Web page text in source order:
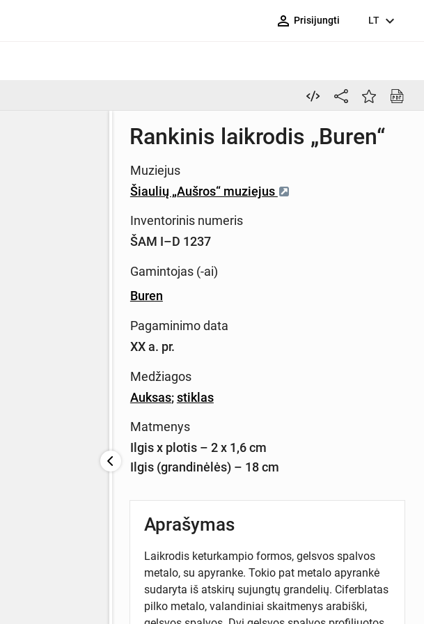
person_outline Prisijungti LT expand_more
Rankinis laikrodis „Buren“
Muziejus
Šiaulių „Aušros“ muziejus
Inventorinis numeris
ŠAM I–D 1237
Gamintojas (-ai)
Buren
Pagaminimo data
XX a. pr.
Medžiagos
Auksas;stiklas
Matmenys
Ilgis x plotis – 2 x 1,6 cm
Ilgis (grandinėlės) – 18 cm
Aprašymas
Laikrodis keturkampio formos, gelsvos spalvos
metalo, su apyranke. Tokio pat metalo apyrankė
sudaryta iš atskirų sujungtų grandelių. Ciferblatas
pilko metalo, valandiniai skaitmenys arabiški,